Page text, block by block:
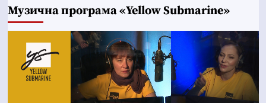
Музична програма «Yellow Submarine»